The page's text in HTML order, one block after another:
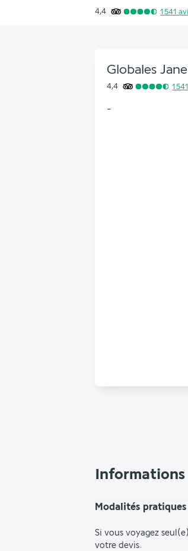
4,4 1 541
Globales
4,4 1 541
-
Modalités pratiques
Si vous voyagez
votre devis.